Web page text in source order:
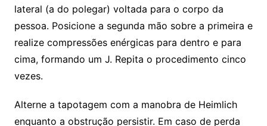
lateral (a do polegar) voltada para o corpo da
pessoa. Posicione a segunda mão sobre a primeira e
realize compressões enérgicas para dentro e para
cima, formando um J. Repita o procedimento cinco
vezes.
Alterne a tapotagem com a manobra de Heimlich
enquanto a obstrução persistir. Em caso de perda